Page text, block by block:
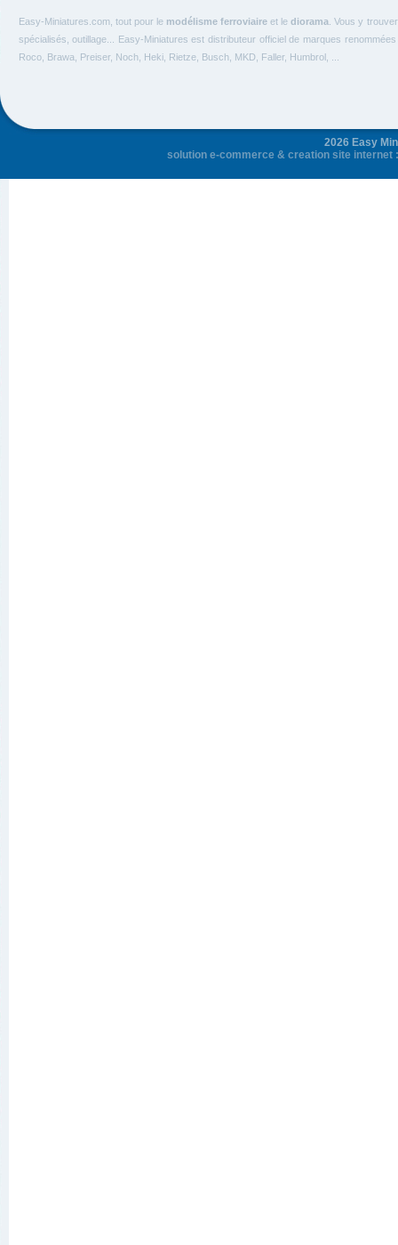
Easy-Miniatures.com, tout pour le modélisme ferroviaireet lediorama . Vous y
spécialisés, outillage... Easy-Miniatures est distributeur officiel de marques
Roco, Brawa, Preiser, Noch, Heki, Rietze, Busch, MKD, Faller, Humbrol, ...
2026 Easy
solution e-commerce & creation site internet